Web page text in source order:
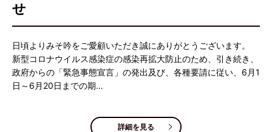
せ
日頃よりみそ吟をご愛顧いただき誠にありがとうございます。
新型コロナウイルス感染症の感染再拡大防止のため、引き続き、
政府からの「緊急事態宣言」の発出及び、各種要請に従い、6月1
日～6月20日までの期…
詳細を見る